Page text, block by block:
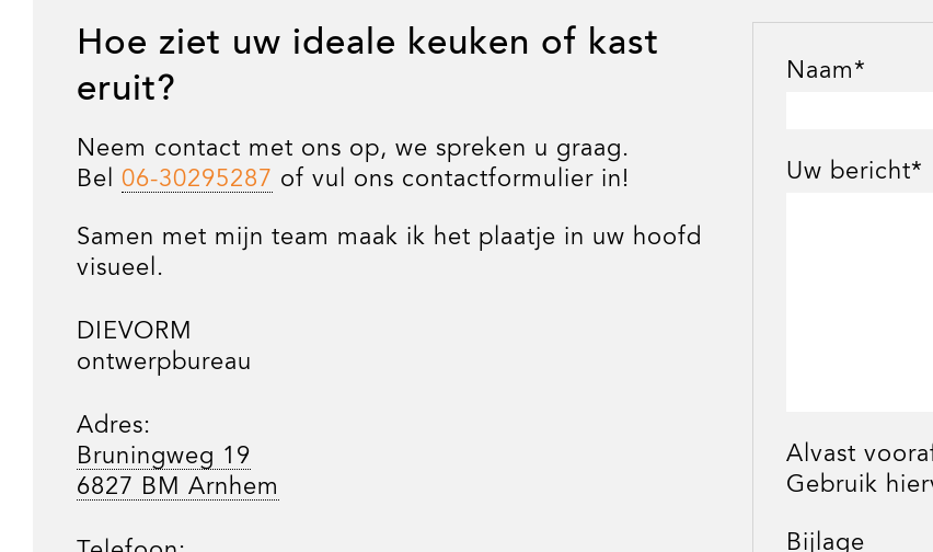
Hoe ziet uw ideale keuken of kast
eruit?
Neem contact met ons op, we spreken u graag.
Bel 06-30295287 of vul ons contactformulier in!
Samen met mijn team maak ik het plaatje in uw hoofd
visueel.
DIEVORM
ontwerpbureau
Adres:
Bruningweg 19
6827 BM Arnhem
Naam*
Uw bericht*
Alvast
Gebruik
Bijlage